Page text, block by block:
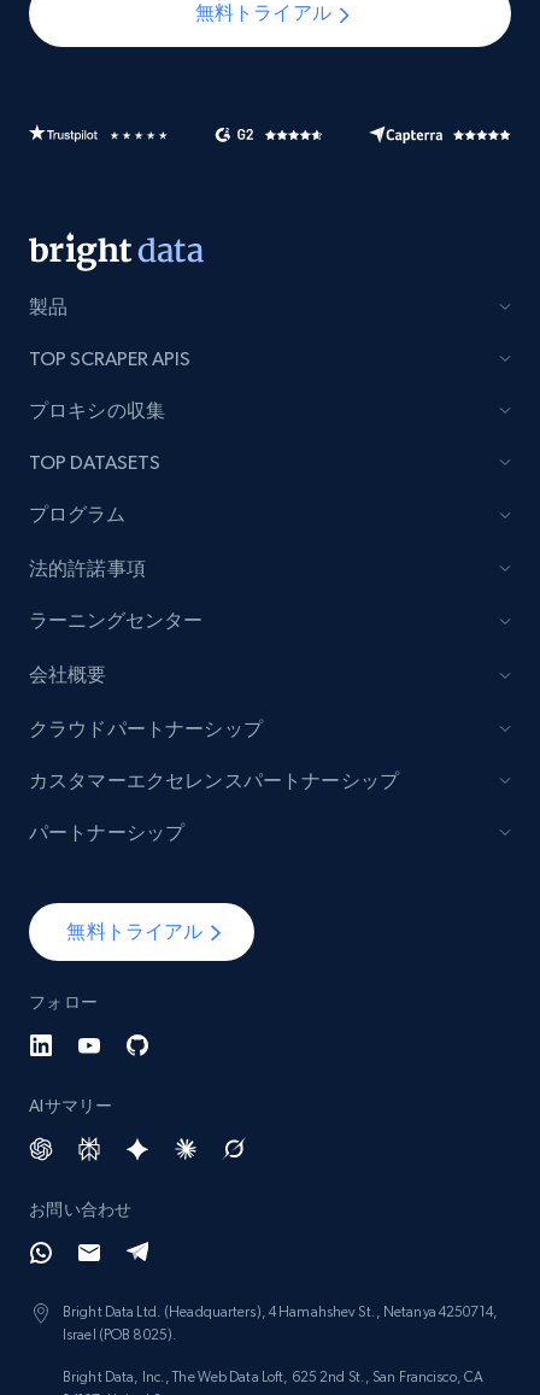
無料トライアル
製品
TOP SCRAPER APIS
プロキシの収集
TOP DATASETS
プログラム
法的許諾事項
ラーニングセンター
会社概要
無料トライアル
フォロー
AIサマリー
お問い合わせ
Bright Data Ltd. (Headquarters), 4 Hamahshev St., Netanya 4250714,
Israel (POB 8025).
Bright Data, Inc., The Web Data Loft, 625 2nd St., San Francisco, CA
クラウドパートナーシップ
カスタマーエクセレンスパートナーシップ
パートナーシップ